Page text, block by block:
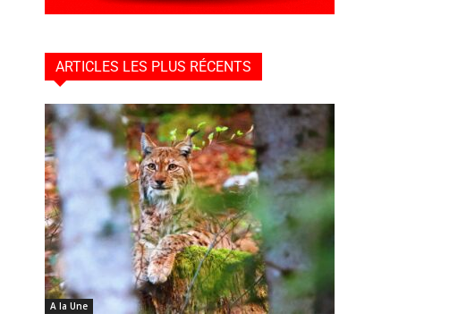
ARTICLES LES PLUS RÉCENTS
A la Une